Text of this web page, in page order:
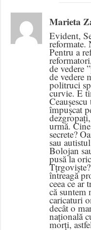
Marieta
Evident,
reformate.
Pentru a
de vedere
de vedere
politruci
curvie. E
împușcat
urmă.
secrete?
sau
Bolojan
pusă la
întreagă
ceea ce ar
că suntem
caricaturi
decât o
națională
morți,